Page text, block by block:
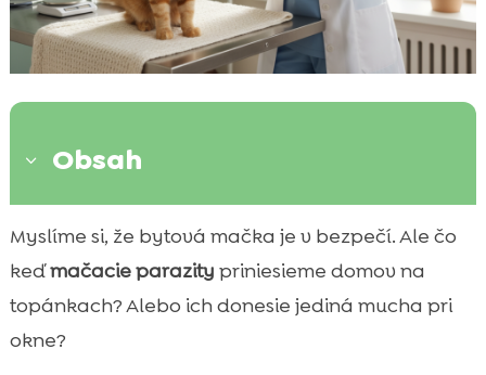
3 Obsah
 Prečo je odčervovanie mačky dôležité pre
zdravie celej domácnosti

Najčastejšie črevné parazity u mačiek na
Myslíme si, že bytová mačka je v bezpečí. Ale čo
keďmačacie parazity priniesieme domov na
topánkach? Alebo ich donesie jediná mucha pri
okne?